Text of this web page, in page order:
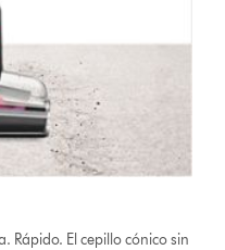
Rápido. El cepillo cónico sin